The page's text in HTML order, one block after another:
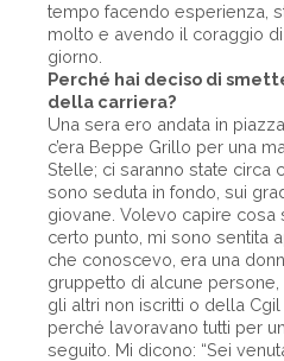
tempo facendo esperienza,
molto e avendo il coraggio
giorno.
Perché hai deciso di
della carriera?
Una sera ero andata in
c’era Beppe Grillo per una
Stelle; ci saranno state circa
sono seduta in fondo, sui
giovane. Volevo capire cosa
certo punto, mi sono sentita
che conoscevo, era una
gruppetto di alcune persone,
gli altri non iscritti o della
perché lavoravano tutti per
seguito. Mi dicono: “Sei